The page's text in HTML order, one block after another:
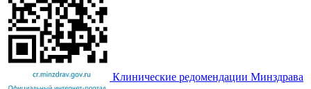
Клинические редомендации Минздрава